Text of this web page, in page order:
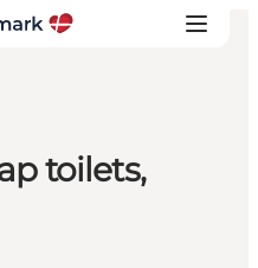
toilets,